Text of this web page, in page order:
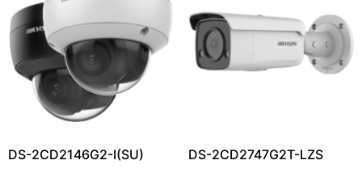
DS-2CD2146G2-I(SU) DS-2CD2747G2T-LZS